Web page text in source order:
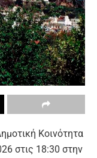
Κοινότητα
στις 18:30 στην